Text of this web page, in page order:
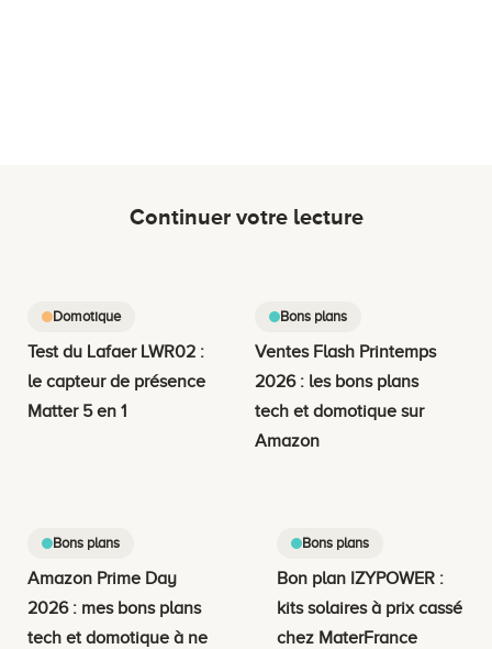
Continuer votre lecture
Domotique
Test du Lafaer LWR02 :
le capteur de présence
Matter 5 en 1
Bons plans
Ventes Flash Printemps
2026 : les bons plans
tech et domotique sur
Amazon
Bons plans
Amazon Prime Day
2026 : mes bons plans
tech et domotique à ne
Bons plans
Bon plan IZYPOWER :
kits solaires à prix cassé
chez MaterFrance